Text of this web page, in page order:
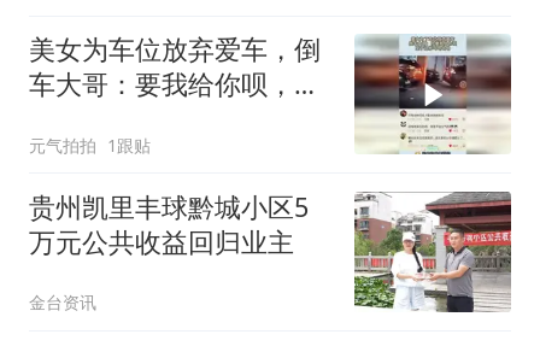
美女为车位放弃爱车，倒
车大哥：要我给你呗，至
元气拍拍 1跟贴
贵州凯里丰球黔城小区5
万元公共收益回归业主
金台资讯